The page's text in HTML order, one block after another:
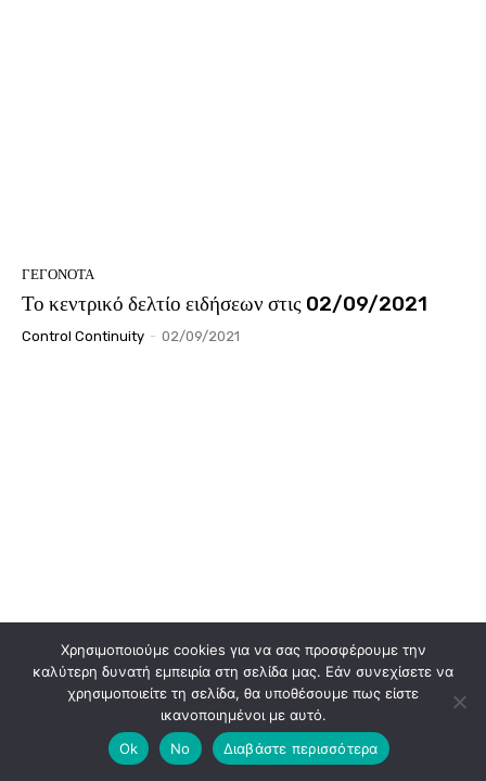
ΓΕΓΟΝΟΤΑ
Το κεντρικό δελτίο ειδήσεων στις 02/09/2021
Control Continuity - 02/09/2021
Σπήλιος Λιβανός: «Τα σύνορα της χώρας μας είναι
απαραβίαστα – Είμαστε ευγνώμονες στους Εβρίτες»
Maria-Chrysa Stampoulidou - 02/09/2021
Χρησιμοποιούμε cookies για να σας προσφέρουμε την
καλύτερη δυνατή εμπειρία στη σελίδα μας. Εάν συνεχίσετε να
χρησιμοποιείτε τη σελίδα, θα υποθέσουμε πως είστε
ικανοποιημένοι με αυτό.
Ok
No Διαβάστε περισσότερα